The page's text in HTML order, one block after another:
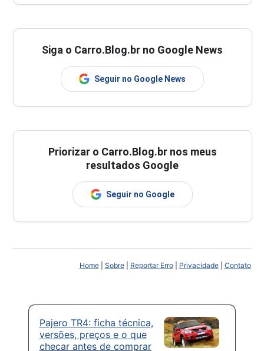
Siga o Carro.Blog.br no Google News
Seguir no Google News
Priorizar o Carro.Blog.br nos meus
resultados Google
Seguir no Google
Home| Sobre| Reportar Erro| Privacidade| Contato
Pajero TR4: ficha técnica,
versões, preços e o que
checar antes de comprar